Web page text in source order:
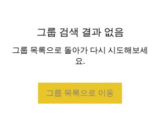
그룹 검색 결과 없음
그룹 목록으로 돌아가 다시 시도해보세
요.
그룹 목록으로 이동